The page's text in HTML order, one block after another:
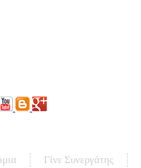
Γίνε Συνεργάτης